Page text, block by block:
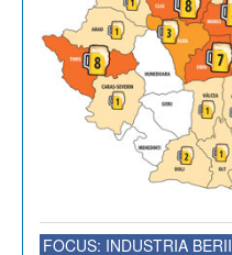
FOCUS: INDUSTRIA BERII